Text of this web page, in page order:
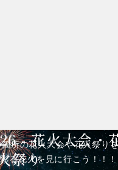
- 花火大会・
祭り
所の花火大会や花火祭り
る花火を見に行こう！！！